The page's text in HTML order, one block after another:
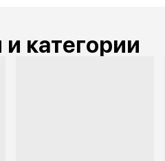
категории